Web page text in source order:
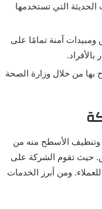
التي تستخدمها
آمنة تمامًا على
بها من خلال وزارة الصحة
وتنظيف الأسطح منه من
حيث تقوم الشركة على
ومن أبرز الخدمات